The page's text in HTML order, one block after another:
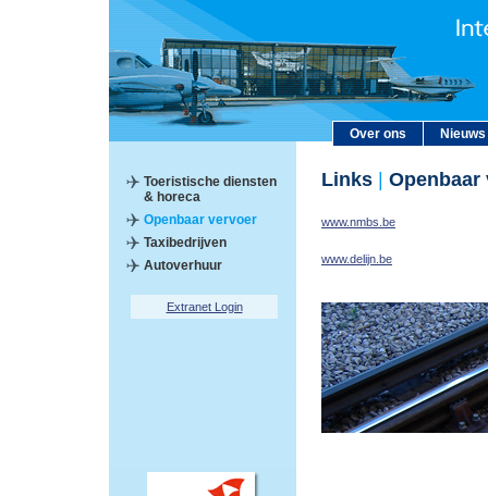
Over ons Nieuws
Toeristische diensten
& horeca
Openbaar vervoer
Taxibedrijven
Autoverhuur
Extranet Login
Links Openbaar
www.nmbs.be
www.delijn.be